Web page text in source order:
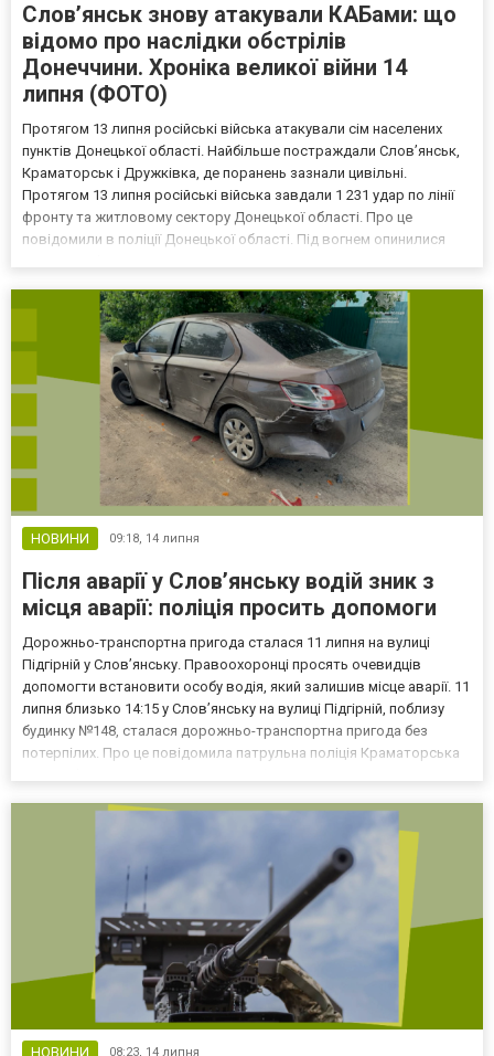
Слов’янськ знову атакували КАБами: що
відомо про наслідки обстрілів
Донеччини. Хроніка великої війни 14
липня (ФОТО)
Протягом 13 липня російські війська атакували сім населених
пунктів Донецької області. Найбільше постраждали Слов’янськ,
Краматорськ і Дружківка, де поранень зазнали цивільні.
Протягом 13 липня російські війська завдали 1 231 удар по лінії
фронту та житловому сектору Донецької області. Про це
повідомили в поліції Донецької області. Під вогнем опинилися
НОВИНИ 09:18, 14 липня
Після аварії у Слов’янську водій зник з
місця аварії: поліція просить допомоги
Дорожньо-транспортна пригода сталася 11 липня на вулиці
Підгірній у Слов’янську. Правоохоронці просять очевидців
допомогти встановити особу водія, який залишив місце аварії. 11
липня близько 14:15 у Слов’янську на вулиці Підгірній, поблизу
будинку №148, сталася дорожньо-транспортна пригода без
потерпілих. Про це повідомила патрульна поліція Краматорська
НОВИНИ 08:23, 14 липня